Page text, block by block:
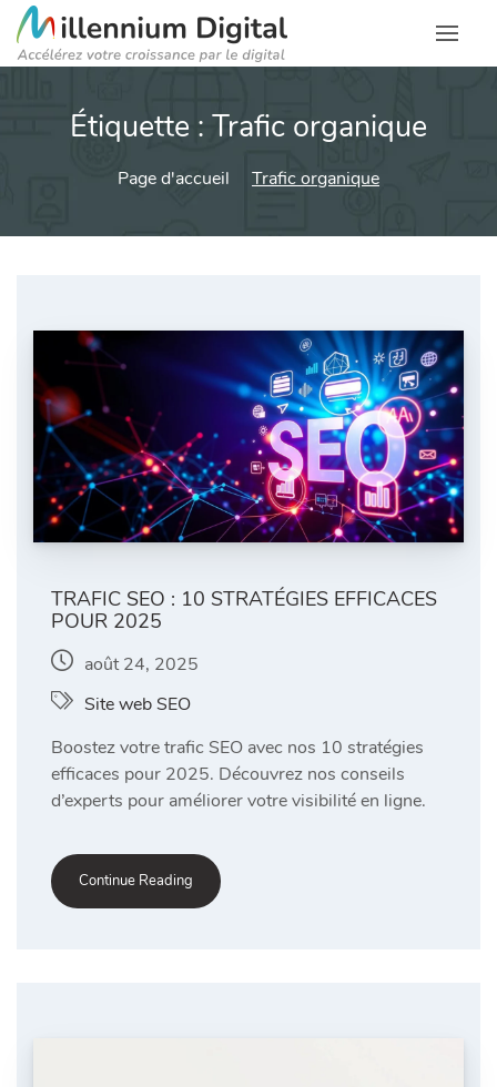
Étiquette : Trafic organique
Page d'accueil Trafic organique
TRAFIC SEO : 10 STRATÉGIES EFFICACES
POUR 2025
août 24, 2025
Site web SEO
Boostez votre trafic SEO avec nos 10 stratégies
efficaces pour 2025. Découvrez nos conseils
d’experts pour améliorer votre visibilité en ligne.
Continue Reading